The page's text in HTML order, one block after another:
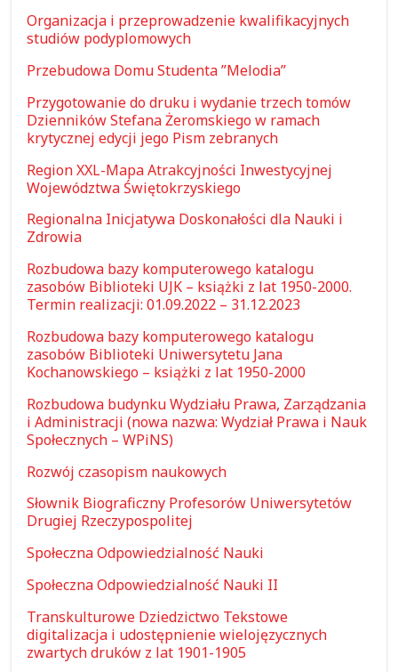
Organizacja i przeprowadzenie kwalifikacyjnych
studiów podyplomowych
Przebudowa Domu Studenta ”Melodia”
Przygotowanie do druku i wydanie trzech tomów
Dzienników Stefana Żeromskiego w ramach
krytycznej edycji jego Pism zebranych
Region XXL-Mapa Atrakcyjności Inwestycyjnej
Województwa Świętokrzyskiego
Regionalna Inicjatywa Doskonałości dla Nauki i
Zdrowia
Rozbudowa bazy komputerowego katalogu
zasobów Biblioteki UJK – książki z lat 1950-2000.
Termin realizacji: 01.09.2022 – 31.12.2023
Rozbudowa bazy komputerowego katalogu
zasobów Biblioteki Uniwersytetu Jana
Kochanowskiego – książki z lat 1950-2000
Rozbudowa budynku Wydziału Prawa, Zarządzania
i Administracji (nowa nazwa: Wydział Prawa i Nauk
Społecznych – WPiNS)
Rozwój czasopism naukowych
Słownik Biograficzny Profesorów Uniwersytetów
Drugiej Rzeczypospolitej
Społeczna Odpowiedzialność Nauki
Społeczna Odpowiedzialność Nauki II
Transkulturowe Dziedzictwo Tekstowe
digitalizacja i udostępnienie wielojęzycznych
zwartych druków z lat 1901-1905